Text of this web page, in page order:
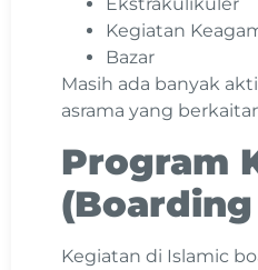
Ekstrakulikuler
Kegiatan
Bazar
Masih ada banyak
asrama yang
Program
Kegiatan di Islamic